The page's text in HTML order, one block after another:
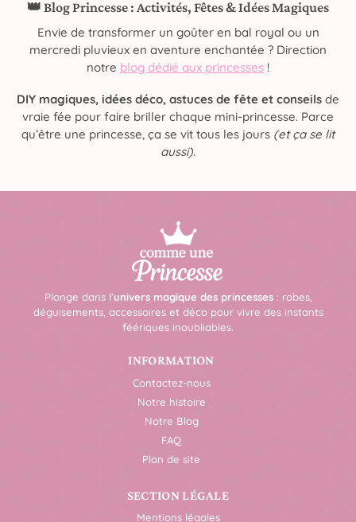
👑 Blog Princesse : Activités, Fêtes & Idées Magiques
Envie de transformer un goûter en bal royal ou un
mercredi pluvieux en aventure enchantée ? Direction
notre blog dédié aux princesses !
DIY magiques, idées déco, astuces de fête et conseils de
vraie fée pour faire briller chaque mini-princesse. Parce
qu’être une princesse, ça se vit tous les jours (et ça se lit
aussi).
Plonge dans l’univers magique des princesses: robes,
déguisements, accessoires et déco pour vivre des instants
féériques inoubliables.
INFORMATION
Contactez-nous
Notre histoire
Notre Blog
FAQ
Plan de site
SECTION LÉGALE
Mentions légales